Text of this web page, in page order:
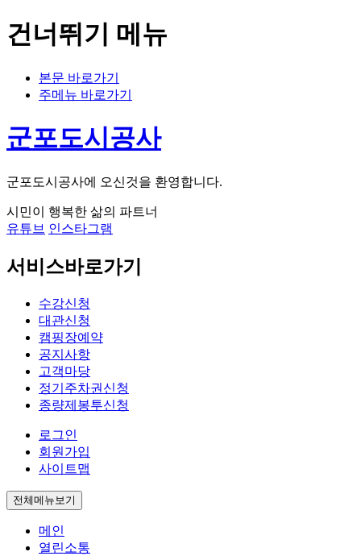
건너뛰기 메뉴
본문 바로가기
주메뉴 바로가기
군포도시공사
군포도시공사에 오신것을 환영합니다.
시민이 행복한 삶의 파트너
유튜브 인스타그램
서비스바로가기
수강신청
대관신청
캠핑장예약
공지사항
고객마당
정기주차권신청
종량제봉투신청
로그인
회원가입
사이트맵
전체메뉴보기
메인
열린소통